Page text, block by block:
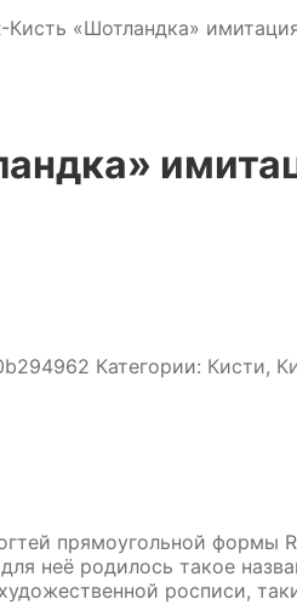
Кисть «Шотландка»
Категории: Кисти,
прямоугольной формы
неё родилось такое
росписи,